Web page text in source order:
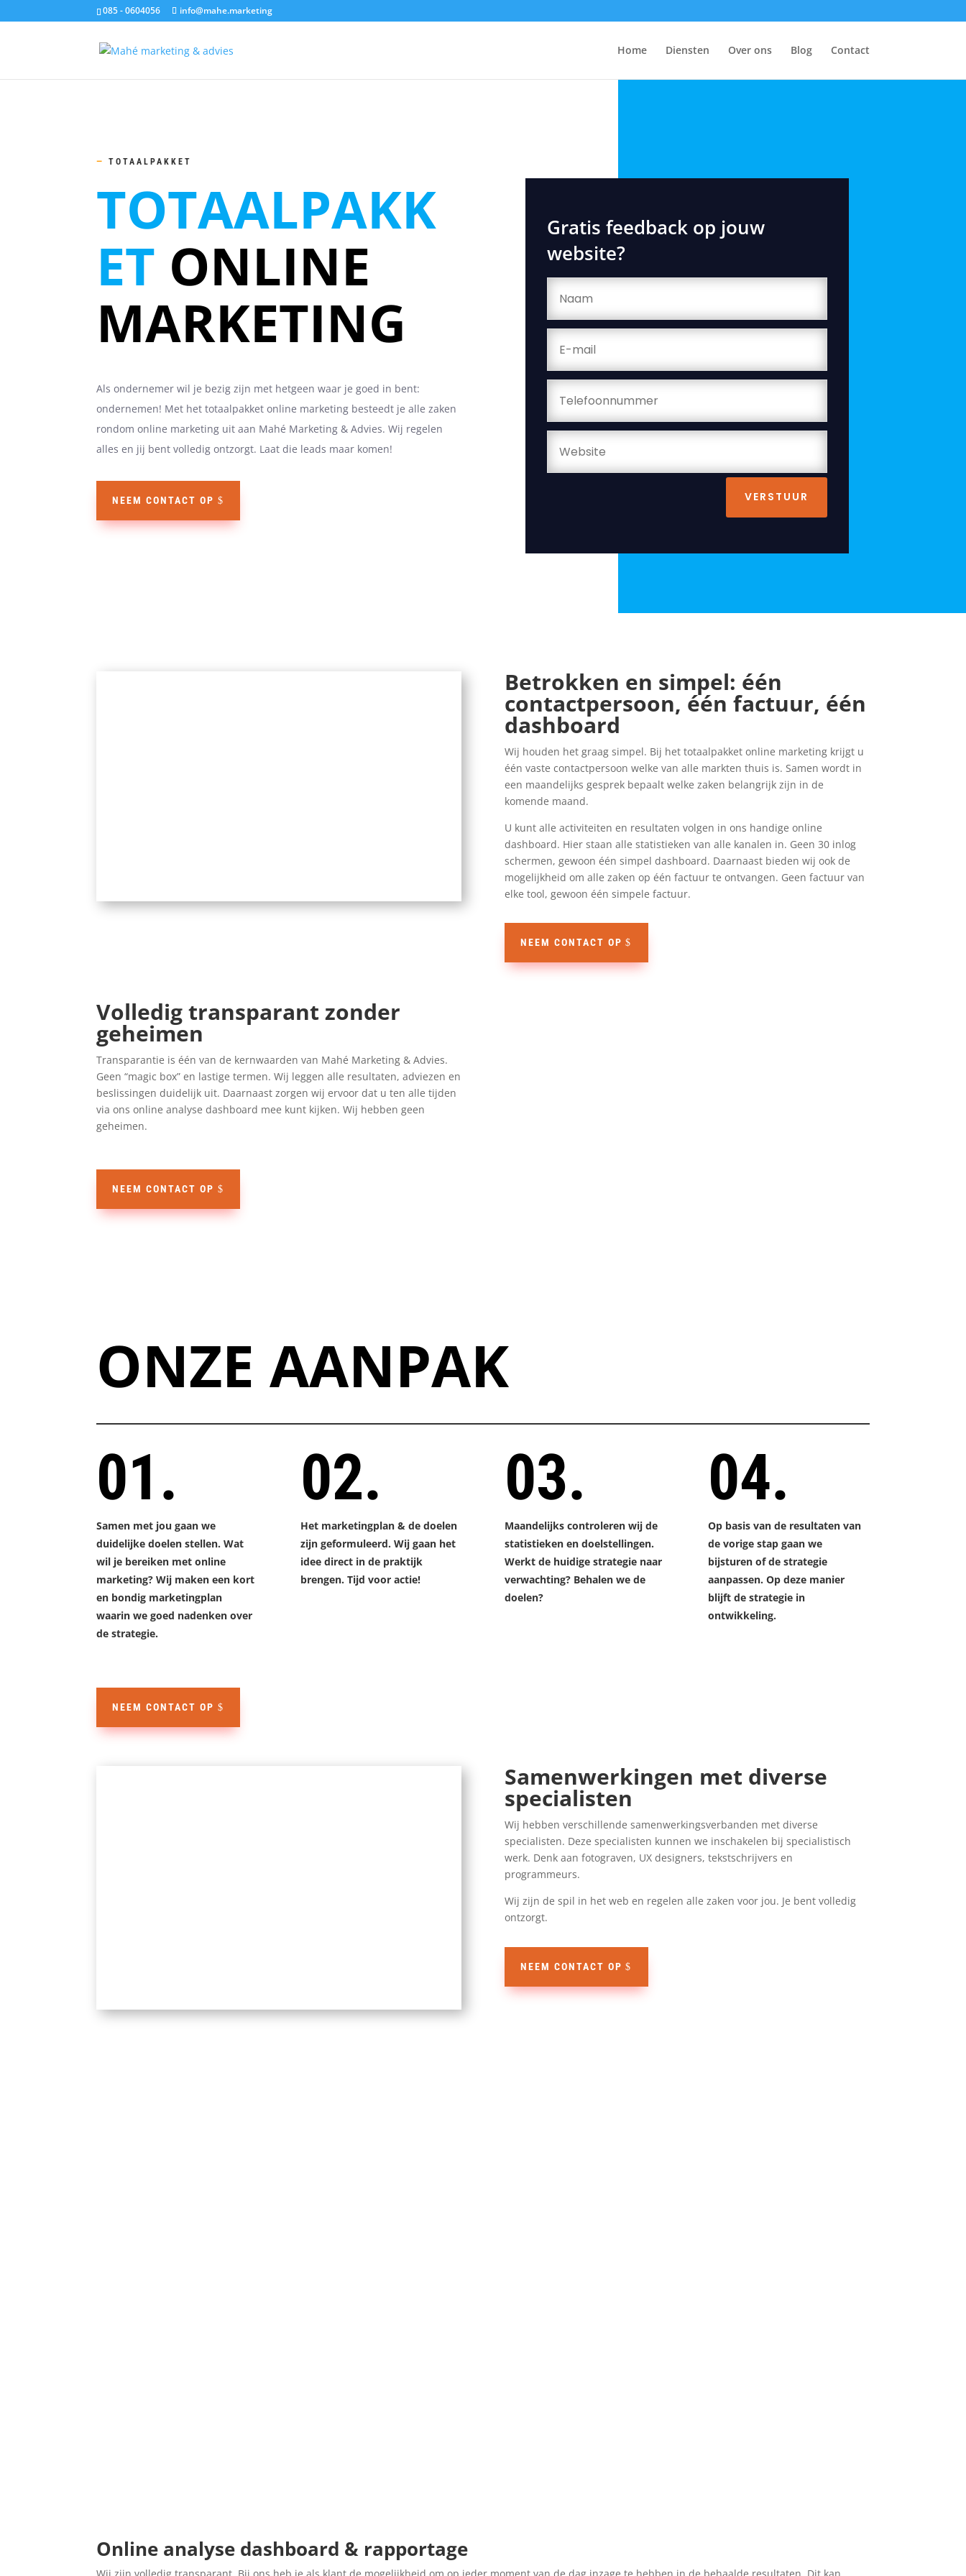
085 - 0604056 info@mahe.marketing
Home Diensten Over ons Blog Contact
— TOTAALPAKKET
TOTAALPAKK
ET ONLINE
MARKETING
Als ondernemer wil je bezig zijn met hetgeen waar je goed in bent:
ondernemen! Met het totaalpakket online marketing besteedt je alle zaken
rondom online marketing uit aan Mahé Marketing & Advies. Wij regelen
alles en jij bent volledig ontzorgt. Laat die leads maar komen!
NEEM CONTACT OP
Gratis feedback op jouw
website?
VERSTUUR
Betrokken en simpel: één
contactpersoon, één factuur, één
dashboard
Wij houden het graag simpel. Bij het totaalpakket online marketing krijgt u
één vaste contactpersoon welke van alle markten thuis is. Samen wordt in
een maandelijks gesprek bepaalt welke zaken belangrijk zijn in de
komende maand.
U kunt alle activiteiten en resultaten volgen in ons handige online
dashboard. Hier staan alle statistieken van alle kanalen in. Geen 30 inlog
schermen, gewoon één simpel dashboard. Daarnaast bieden wij ook de
mogelijkheid om alle zaken op één factuur te ontvangen. Geen factuur van
elke tool, gewoon één simpele factuur.
NEEM CONTACT OP
Volledig transparant zonder
geheimen
Transparantie is één van de kernwaarden van Mahé Marketing & Advies.
Geen “magic box” en lastige termen. Wij leggen alle resultaten, adviezen en
beslissingen duidelijk uit. Daarnaast zorgen wij ervoor dat u ten alle tijden
via ons online analyse dashboard mee kunt kijken. Wij hebben geen
geheimen.
NEEM CONTACT OP
ONZE AANPAK
01.
Samen met jou gaan we
duidelijke doelen stellen. Wat
wil je bereiken met online
marketing? Wij maken een kort
en bondig marketingplan
waarin we goed nadenken over
de strategie.
02.
Het marketingplan & de doelen
zijn geformuleerd. Wij gaan het
idee direct in de praktijk
brengen. Tijd voor actie!
03.
Maandelijks controleren wij de
statistieken en doelstellingen.
Werkt de huidige strategie naar
verwachting? Behalen we de
doelen?
04.
Op basis van de resultaten van
de vorige stap gaan we
bijsturen of de strategie
aanpassen. Op deze manier
blijft de strategie in
ontwikkeling.
NEEM CONTACT OP
Samenwerkingen met diverse
specialisten
Wij hebben verschillende samenwerkingsverbanden met diverse
specialisten. Deze specialisten kunnen we inschakelen bij specialistisch
werk. Denk aan fotograven, UX designers, tekstschrijvers en
programmeurs.
Wij zijn de spil in het web en regelen alle zaken voor jou. Je bent volledig
ontzorgt.
NEEM CONTACT OP
Online analyse dashboard & rapportage
Wij zijn volledig transparant. Bij ons heb je als klant de mogelijkheid om op ieder moment van de dag inzage te hebben in de behaalde resultaten. Dit kan